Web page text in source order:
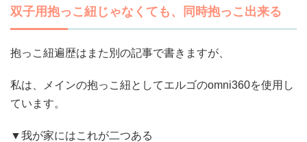
双子用抱っこ紐じゃなくても、同時抱っこ出来る
抱っこ紐遍歴はまた別の記事で書きますが、
私は、メインの抱っこ紐としてエルゴのomni360を使用し
ています。
▼我が家にはこれが二つある